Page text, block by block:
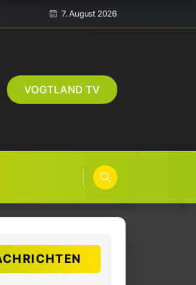
7. August 2026
VOGTLAND TV